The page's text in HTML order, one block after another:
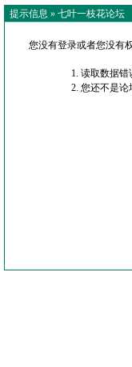
提示信息 » 七叶一枝花论坛
您没有登录或者您没有
读取数据错
您还不是论